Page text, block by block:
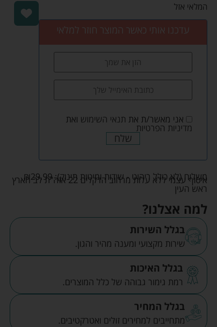
המלאי אזל
עדכנו אותי כאשר המוצר חוזר למלאי
אני מאשר/ת את תנאי השימוש ואת
מדיניות הפרטיות
שלח
משלוח (לא כולל ריהוט - שידות ומיטות תינוק): ₪29.99
איסוף עצמי ללא עלות מרחוב הדקלים 22 אזה"ת לב הארץ
ראש העין
למה אצלנו?
בגלל השירות
שירות מקצועי ומענה מהיר והגון.
בגלל האיכות
רמת גימור גבוהה של כלל המוצרים.
בגלל המחיר
מתחייבים למחירים זולים ואטרקטיבים.